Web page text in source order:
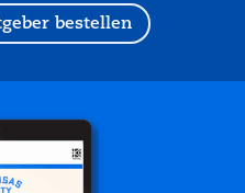
bestellen